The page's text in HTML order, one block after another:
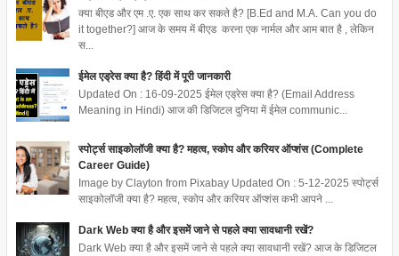
क्या बीएड और एम .ए. एक साथ कर सकते है? [B.Ed and M.A. Can you do
it together?] आज के समय में बीएड करना एक नार्मल और आम बात है , लेकिन
स...
ईमेल एड्रेस क्या है? हिंदी में पूरी जानकारी
Updated On : 16-09-2025 ईमेल एड्रेस क्या है? (Email Address
Meaning in Hindi) आज की डिजिटल दुनिया में ईमेल communic...
स्पोर्ट्स साइकोलॉजी क्या है? महत्व, स्कोप और करियर ऑप्शंस (Complete
Career Guide)
Image by Clayton from Pixabay Updated On : 5-12-2025 स्पोर्ट्स
साइकोलॉजी क्या है? महत्व, स्कोप और करियर ऑप्शंस कभी आपने ...
Dark Web क्या है और इसमें जाने से पहले क्या सावधानी रखें?
Dark Web क्या है और इसमें जाने से पहले क्या सावधानी रखें? आज के डिजिटल